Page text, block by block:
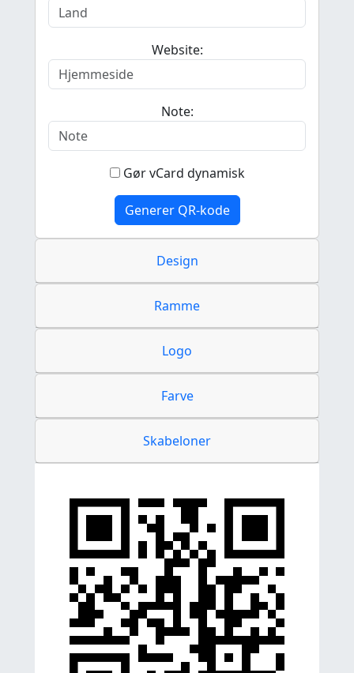
Website:
Note:
Gør vCard dynamisk
Generer QR-kode
Design
Ramme
Logo
Farve
Skabeloner